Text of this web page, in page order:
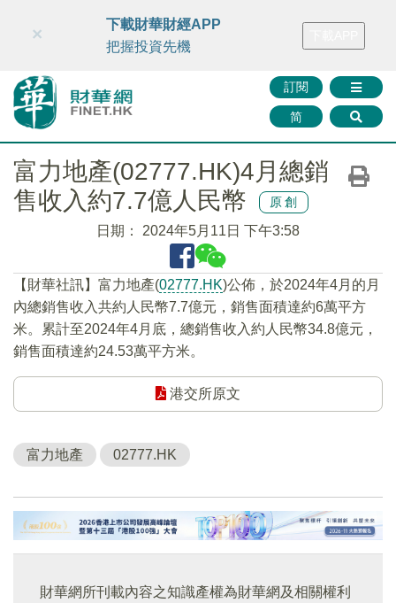
財華智庫網 FINTV FINMETA 財華證券 媒體矩陣
訂閱
简
×
下載財華財經APP
把握投資先機
富力地產(02777.HK)4月總銷
售收入約7.7億人民幣
原創
日期： 2024年5月11日 下午3:58
【財華社訊】富力地產(02777.HK)公佈，於2024年4月的月
內總銷售收入共約人民幣7.7億元，銷售面積達約6萬平方
米。累計至2024年4月底，總銷售收入約人民幣34.8億元，
銷售面積達約24.53萬平方米。
港交所原文
富力地產 02777.HK
財華網所刊載內容之知識產權為財華網及相關權利